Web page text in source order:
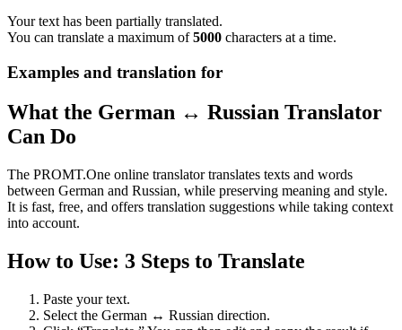
Your text has been partially translated.
You can translate a maximum of5000 characters at a time.
Examples and translation for
What the German ↔ Russian Translator
Can Do
The PROMT.One online translator translates texts and words
between German and Russian, while preserving meaning and style.
It is fast, free, and offers translation suggestions while taking context
into account.
How to Use: 3 Steps to Translate
Paste your text.
Select the German ↔ Russian direction.